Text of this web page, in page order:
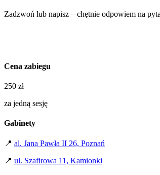
Zadzwoń lub napisz – chętnie odpowiem na
Cena zabiegu
250 zł
za jedną sesję
Gabinety
📍 al. Jana Pawła II 26, Poznań
📍 ul. Szafirowa 11, Kamionki